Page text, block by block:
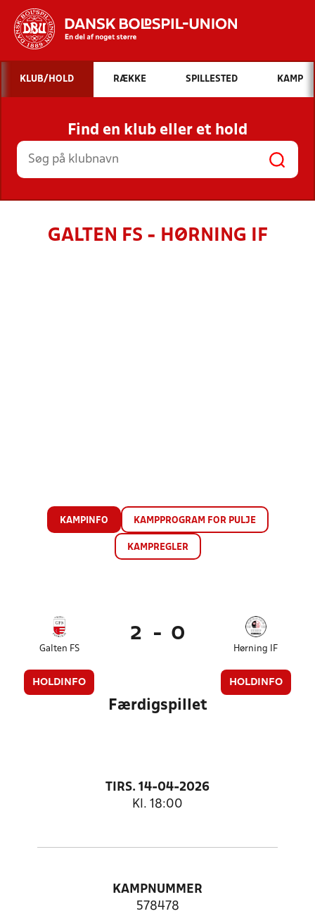
Hvad vil du søge efter?
INDHOLD OG NYHEDER
STILLINGER, RESULTATER, KLUBBER OG
HOLD
KLUB/HOLD RÆKKE SPILLESTED KAMP
Find en klub eller et hold
GALTEN FS - HØRNING IF
KAMPINFO KAMPPROGRAM FOR PULJE
KAMPREGLER
Galten FS
HOLDINFO
2 - 0
Hørning IF
HOLDINFO
Færdigspillet
TIRS. 14-04-2026
Kl. 18:00
KAMPNUMMER
578478